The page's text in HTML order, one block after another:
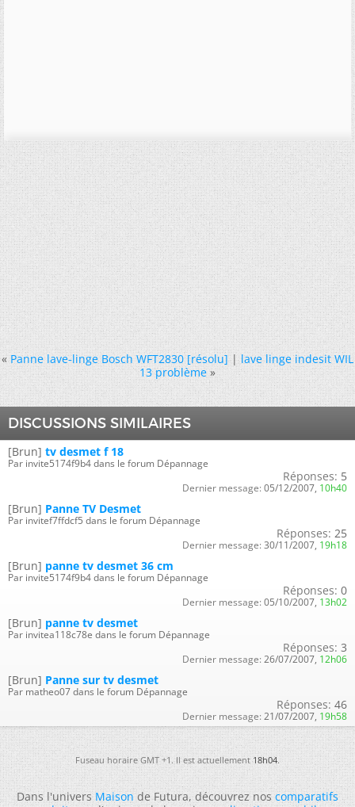
« Panne lave-linge Bosch WFT2830 [résolu]|lave linge indesit WIL
13 problème »
DISCUSSIONS SIMILAIRES
[Brun] tv desmet f 18
Par invite5174f9b4 dans le forum Dépannage
Réponses: 5
Dernier message: 05/12/2007, 10h40
[Brun] Panne TV Desmet
Par invitef7ffdcf5 dans le forum Dépannage
Réponses: 25
Dernier message: 30/11/2007, 19h18
[Brun] panne tv desmet 36 cm
Par invite5174f9b4 dans le forum Dépannage
Réponses: 0
Dernier message: 05/10/2007, 13h02
[Brun] panne tv desmet
Par invitea118c78e dans le forum Dépannage
Réponses: 3
Dernier message: 26/07/2007, 12h06
[Brun] Panne sur tv desmet
Par matheo07 dans le forum Dépannage
Réponses: 46
Dernier message: 21/07/2007, 19h58
Fuseau horaire GMT +1. Il est actuellement18h04.
Dans l'universMaisonde Futura, découvrez noscomparatifs